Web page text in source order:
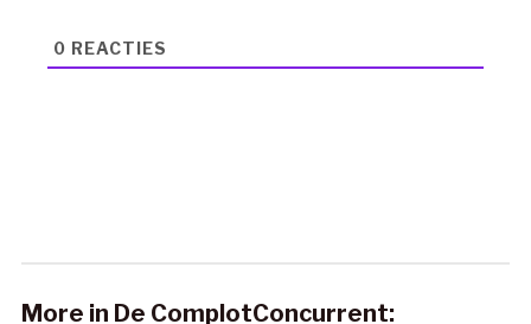
0 REACTIES
More in De ComplotConcurrent: